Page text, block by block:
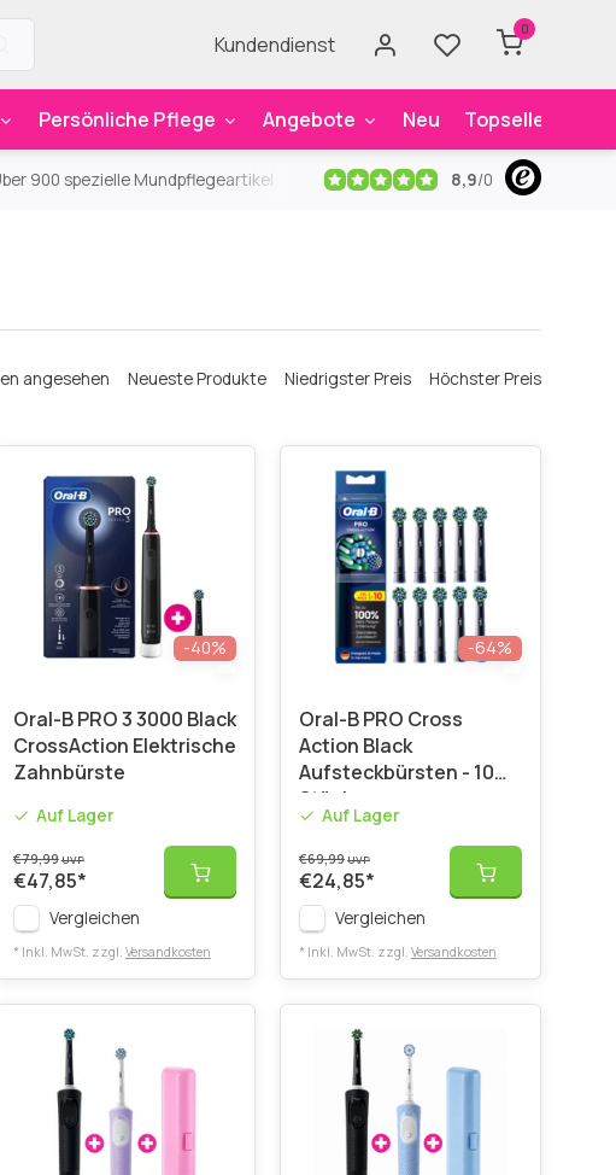
Kundendienst
0
Persönliche Pflege Angebote Neu Topseller
900 spezielle Mundpflegeartikel Kostenloser Versandab 59€
8,9/0
angesehen Neueste Produkte Niedrigster Preis Höchster Preis
-40%
Oral-B PRO 3 3000 Black
CrossAction Elektrische
Zahnbürste
Auf Lager
€79,99UVP
€47,85*
Vergleichen
* Inkl. MwSt. zzgl. Versandkosten
-64%
Oral-B PRO Cross
Action Black
Aufsteckbürsten - 10
Stück
Auf Lager
€69,99UVP
€24,85*
Vergleichen
* Inkl. MwSt. zzgl. Versandkosten